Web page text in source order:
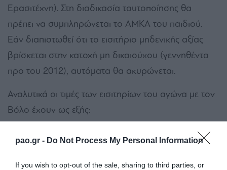
pao.gr - Do Not Process My Personal Information
If you wish to opt-out of the sale, sharing to third parties, or
Ερασιτέχνη). Στη διαδικασία ταυτοποίησης θα
πρέπει να συμπληρώνεται το ΑΜΚΑ του παιδιού.
Εάν διαπιστωθεί ότι το εισιτήριο μηδενικής αξίας
βρίσκεται στην κατοχή μη δικαιούχου (γεννηθέντα
προ του 2012), αυτόματα θα ακυρώνεται.
Αναλυτικά οι τιμές των εισιτηρίων του αγώνα με τον
Βόλο έχουν ως εξής:
1/3/5/13/15/17/
10 €
7 & 11
15 €